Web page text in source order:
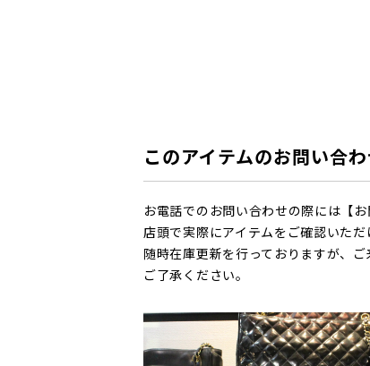
このアイテムのお問い合
お電話でのお問い合わせの際には【
店頭で実際にアイテムをご確認いた
随時在庫更新を行っておりますが、
ご了承ください。